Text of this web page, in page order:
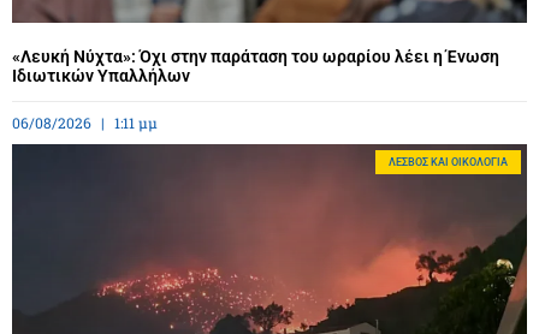
«Λευκή Νύχτα»: Όχι στην παράταση του ωραρίου λέει η Ένωση
Ιδιωτικών Υπαλλήλων
06/08/2026 1:11 μμ
ΛΈΣΒΟΣ ΚΑΙ ΟΙΚΟΛΟΓΊΑ